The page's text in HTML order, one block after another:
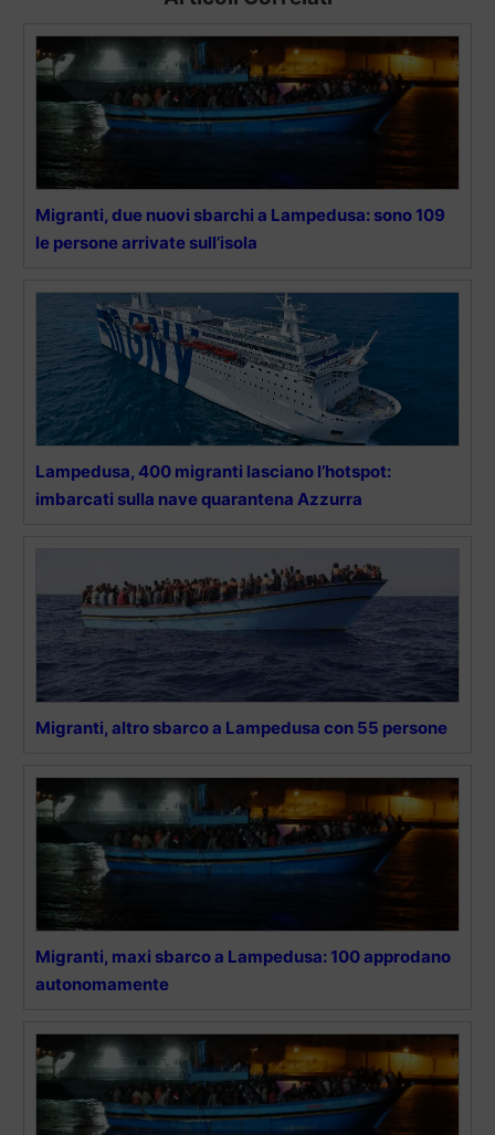
Migranti, due nuovi sbarchi a Lampedusa: sono 109
le persone arrivate sull’isola
Lampedusa, 400 migranti lasciano l’hotspot:
imbarcati sulla nave quarantena Azzurra
Migranti, altro sbarco a Lampedusa con 55 persone
Migranti, maxi sbarco a Lampedusa: 100 approdano
autonomamente